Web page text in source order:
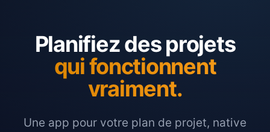
Planifiez des projets
qui fonctionnent
vraiment.
Une app pour votre plan de projet, native